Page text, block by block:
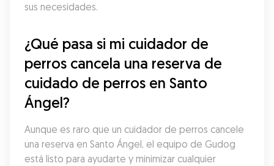
sus necesidades.
¿Qué pasa si mi cuidador de
perros cancela una reserva de
cuidado de perros en Santo
Ángel?
Aunque es raro que un cuidador de perros cancele
una reserva en Santo Ángel, el equipo de Gudog
está listo para ayudarte y minimizar cualquier